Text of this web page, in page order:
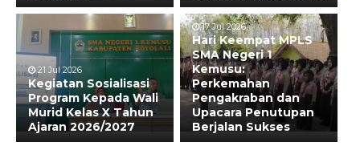
21 Jul 2026
Kegiatan Sosialisasi
Program Kepada Wali
Murid Kelas X Tahun
Ajaran 2026/2027
17 Jul 2026
Hari Keempat MPLS
SMA Negeri 1
Kemusu:
Perkemahan
Pengakraban dan
Upacara Penutupan
Berjalan Sukses